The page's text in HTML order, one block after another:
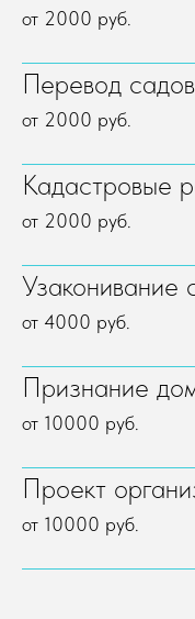
от 2000 руб.
Перевод
от 2000 руб.
Кадастровые
от 2000 руб.
Узаконивание
от 4000 руб.
Признание
от 10000 руб.
Проект
от 10000 руб.